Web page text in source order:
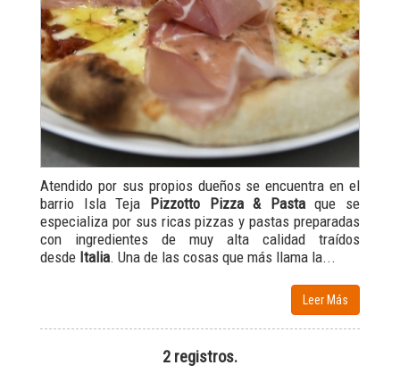
Atendido por sus propios dueños se encuentra en el
barrio Isla Teja
Pizzotto Pizza & Pastaque se
especializa por sus ricas pizzas y pastas preparadas
con ingredientes de muy alta calidad traídos
desde Italia. Una de las cosas que más llama la...
Leer Más
2 registros.